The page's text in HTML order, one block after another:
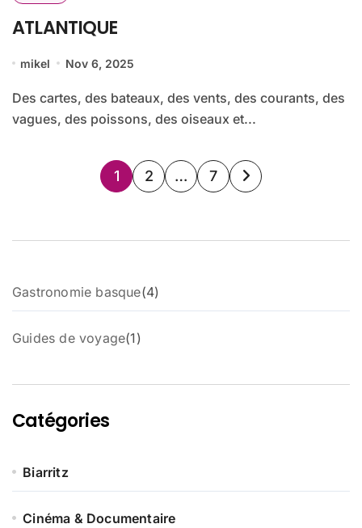
ATLANTIQUE
mikel Nov 6, 2025
Des cartes, des bateaux, des vents, des courants, des
vagues, des poissons, des oiseaux et...
Pagination
des
1 2 … 7
Gastronomie basque 44
p
u
Guides de voyage 1 1
Catégories
Biarritz
Cinéma & Documentaire